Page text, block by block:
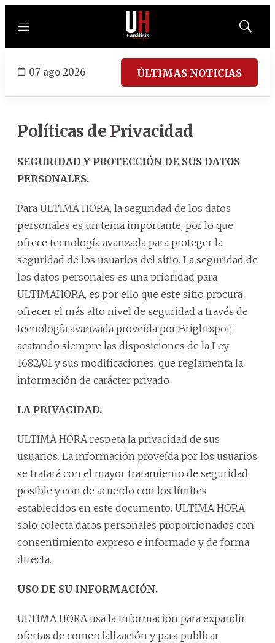
Menú
Mostrar
07 ago 2026 ÚLTIMAS NOTICIAS
Políticas de Privacidad
SEGURIDAD Y PROTECCIÓN DE SUS DATOS
PERSONALES.
Para ULTIMA HORA, la seguridad de los datos
personales es un tema importante, por lo que
ofrece tecnología avanzada para proteger la
seguridad de los usuarios del sitio. La seguridad de
los datos personales es una prioridad para
ULTIMAHORA, es por ello que este sitio procura
ofrecer el más alto nivel de seguridad a través de
tecnología avanzada proveída por Brightspot;
acatando siempre las disposiciones de la Ley
1682/01 y sus modificaciones, que reglamenta la
información de carácter privado
LA PRIVACIDAD.
ULTIMA HORA respeta la privacidad de sus
usuarios. La información proveída por los usuarios
se tratará con el mayor tratamiento de seguridad
posible y con de acuerdo con los límites
establecidos en este documento. ULTIMA HORA
solo colecta datos personales proporcionados con
consentimiento expreso e informado y de forma
directa.
USO DE SU INFORMACIÓN.
ULTIMA HORA usa la información para expandir
ofertas de comercialización y para publicar